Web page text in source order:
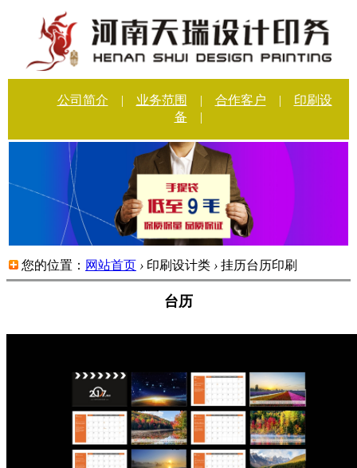
公司简介 | 业务范围 | 合作客户 |
印刷设
备
|
您的位置： 网站首页 › 印刷设计类 › 挂历台历印刷
台历